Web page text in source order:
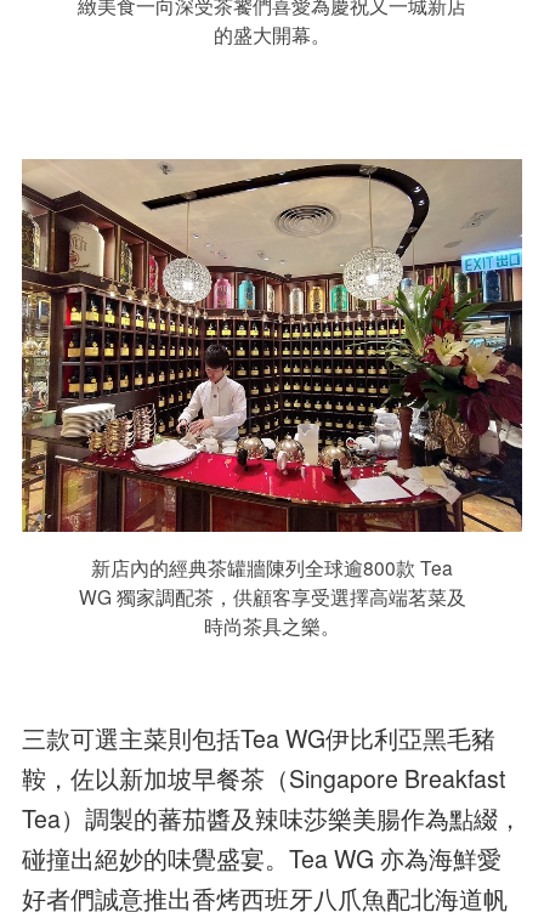
緻美食一向深受茶饕們喜愛為慶祝又一城新店
的盛大開幕。
新店內的經典茶罐牆陳列全球逾800款 Tea
WG 獨家調配茶，供顧客享受選擇高端茗菜及
時尚茶具之樂。
三款可選主菜則包括Tea WG伊比利亞黑毛豬
鞍，佐以新加坡早餐茶（Singapore Breakfast
Tea）調製的蕃茄醬及辣味莎樂美腸作為點綴，
碰撞出絕妙的味覺盛宴。Tea WG 亦為海鮮愛
好者們誠意推出香烤西班牙八爪魚配北海道帆